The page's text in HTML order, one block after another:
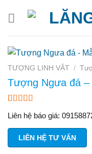
TƯỢNG LINH VẬT /
Tượng Ngưa đá –
trên 5
dựa trên
đánh
Liên hệ báo giá:
LIÊN HỆ TƯ VẤN